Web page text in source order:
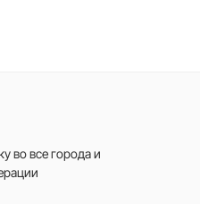
во все городаи